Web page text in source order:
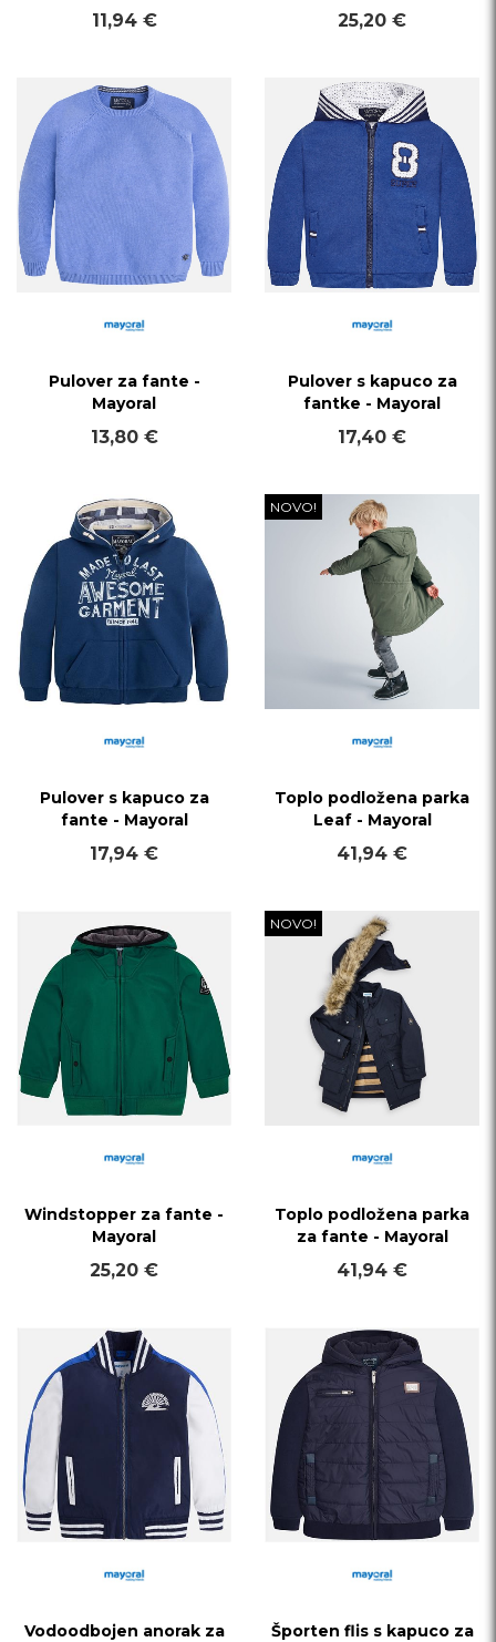
11,94 € 25,20 €
Pulover za fante -
Mayoral
13,80 €
Pulover s kapuco za
fantke - Mayoral
17,40 €
Pulover s kapuco za
fante - Mayoral
17,94 €
NOVO!
Toplo podložena parka
Leaf - Mayoral
41,94 €
Windstopper za fante -
Mayoral
25,20 €
NOVO!
Toplo podložena parka
za fante - Mayoral
41,94 €
Vodoodbojen anorak za
Športen flis s kapuco za